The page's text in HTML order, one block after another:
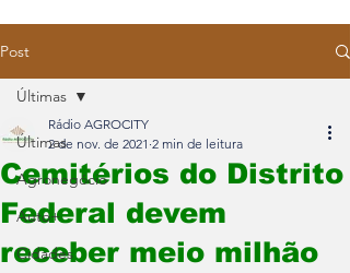
Post
Últimas
Agronegócio
Auto+
Cidades
Últimas
Cemitérios do Distrito
Federal devem
receber meio milhão
Rádio AGROCITY
2 de nov. de 2021 2 min de leitura